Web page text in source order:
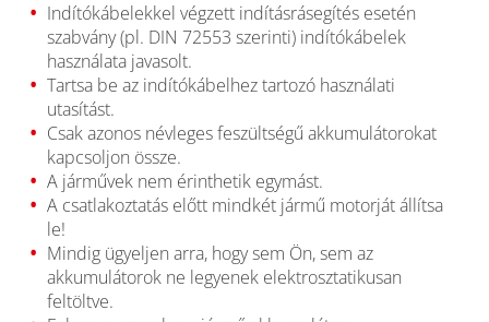
Indítókábelekkel végzett indításrásegítés esetén
szabvány (pl. DIN 72553 szerinti) indítókábelek
használata javasolt.
Tartsa be az indítókábelhez tartozó használati
utasítást.
Csak azonos névleges feszültségű akkumulátorokat
kapcsoljon össze.
A járművek nem érinthetik egymást.
A csatlakoztatás előtt mindkét jármű motorját állítsa
le!
Mindig ügyeljen arra, hogy sem Ön, sem az
akkumulátorok ne legyenek elektrosztatikusan
feltöltve.